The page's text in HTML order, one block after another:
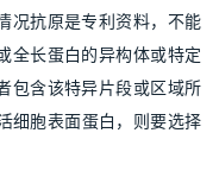
况抗原是专利资料，不能
全长蛋白的异构体或特定
包含该特异片段或区域所
细胞表面蛋白，则要选择